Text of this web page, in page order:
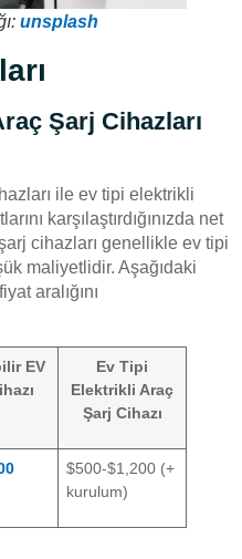
unsplash
Şarj Cihazları
ile ev tipi elektrikli
karşılaştırdığınızda net
cihazları genellikle ev tipi
maliyetlidir. Aşağıdaki
aralığını
EV
Ev Tipi
Elektrikli Araç
Şarj Cihazı
$500-$1,200 (+
kurulum)